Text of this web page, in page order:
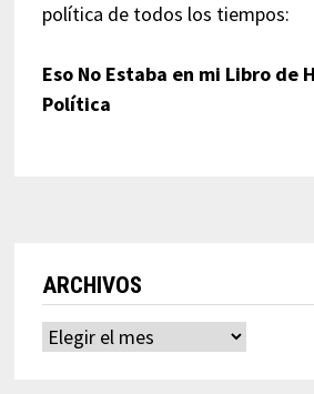
política de todos los tiempos:
Eso No Estaba en mi Libro de
Política
ARCHIVOS
Archivos